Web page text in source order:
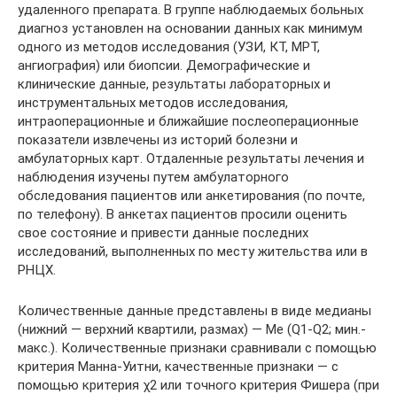
удаленного препарата. В группе наблюдаемых больных
диагноз установлен на основании данных как минимум
одного из методов исследования (УЗИ, КТ, МРТ,
ангиография) или биопсии. Демографические и
клинические данные, результаты лабораторных и
инструментальных методов исследования,
интраоперационные и ближайшие послеоперационные
показатели извлечены из историй болезни и
амбулаторных карт. Отдаленные результаты лечения и
наблюдения изучены путем амбулаторного
обследования пациентов или анкетирования (по почте,
по телефону). В анкетах пациентов просили оценить
свое состояние и привести данные последних
исследований, выполненных по месту жительства или в
РНЦХ.
Количественные данные представлены в виде медианы
(нижний — верхний квартили, размах) — Me (Q1-Q2; мин.-
макс.). Количественные признаки сравнивали с помощью
критерия Манна-Уитни, качественные признаки — с
помощью критерия χ2 или точного критерия Фишера (при